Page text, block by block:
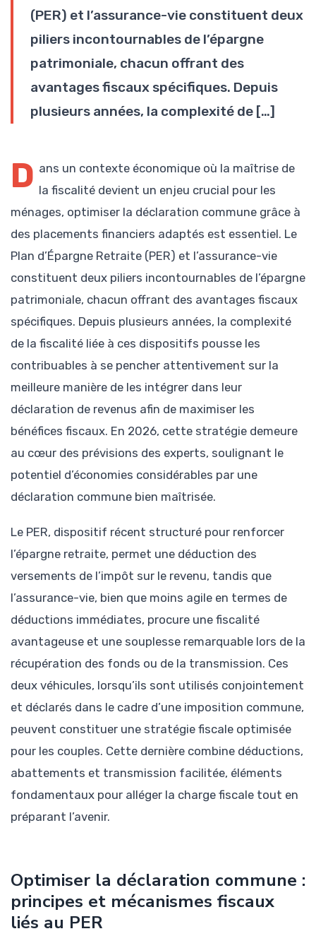
(PER) et l’assurance-vie constituent deux
piliers incontournables de l’épargne
patrimoniale, chacun offrant des
avantages fiscaux spécifiques. Depuis
plusieurs années, la complexité de […]
D ans un contexte économique où la maîtrise de
la fiscalité devient un enjeu crucial pour les
ménages, optimiser la déclaration commune grâce à
des placements financiers adaptés est essentiel. Le
Plan d’Épargne Retraite (PER) et l’assurance-vie
constituent deux piliers incontournables de l’épargne
patrimoniale, chacun offrant des avantages fiscaux
spécifiques. Depuis plusieurs années, la complexité
de la fiscalité liée à ces dispositifs pousse les
contribuables à se pencher attentivement sur la
meilleure manière de les intégrer dans leur
déclaration de revenus afin de maximiser les
bénéfices fiscaux. En 2026, cette stratégie demeure
au cœur des prévisions des experts, soulignant le
potentiel d’économies considérables par une
déclaration commune bien maîtrisée.
Le PER, dispositif récent structuré pour renforcer
l’épargne retraite, permet une déduction des
versements de l’impôt sur le revenu, tandis que
l’assurance-vie, bien que moins agile en termes de
déductions immédiates, procure une fiscalité
avantageuse et une souplesse remarquable lors de la
récupération des fonds ou de la transmission. Ces
deux véhicules, lorsqu’ils sont utilisés conjointement
et déclarés dans le cadre d’une imposition commune,
peuvent constituer une stratégie fiscale optimisée
pour les couples. Cette dernière combine déductions,
abattements et transmission facilitée, éléments
fondamentaux pour alléger la charge fiscale tout en
préparant l’avenir.
Optimiser la déclaration commune :
principes et mécanismes fiscaux
liés au PER